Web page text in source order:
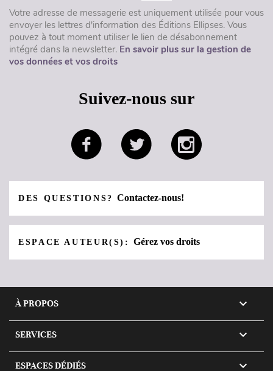
Votre adresse de messagerie est uniquement utilisée pour vous
envoyer les lettres d'information des Éditions Ellipses. Vous
pouvez à tout moment utiliser le lien de désabonnement
intégré dans la newsletter. En savoir plus sur la gestion de
vos données et vos droits
Suivez-nous sur
DES QUESTIONS?Contactez-nous!
ESPACE AUTEUR(S):Gérez vos droits
À PROPOS 
SERVICES 
ESPACES DÉDIÉS 